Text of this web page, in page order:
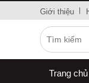
Giới thiệu
Trang chủ